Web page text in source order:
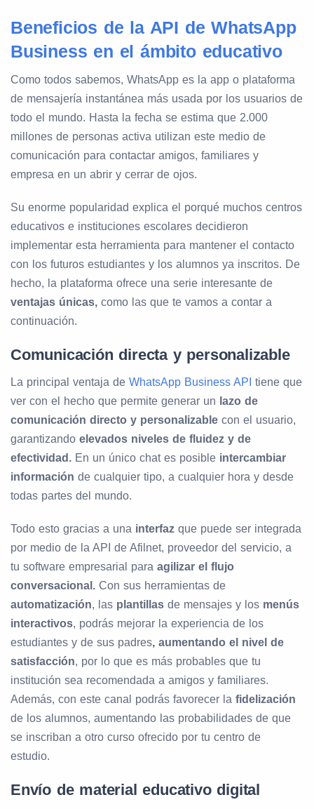
Beneficios de la API de WhatsApp
Business en el ámbito educativo
Como todos sabemos, WhatsApp es la app o plataforma
de mensajería instantánea más usada por los usuarios de
todo el mundo. Hasta la fecha se estima que 2.000
millones de personas activa utilizan este medio de
comunicación para contactar amigos, familiares y
empresa en un abrir y cerrar de ojos.
Su enorme popularidad explica el porqué muchos centros
educativos e instituciones escolares decidieron
implementar esta herramienta para mantener el contacto
con los futuros estudiantes y los alumnos ya inscritos. De
hecho, la plataforma ofrece una serie interesante de
ventajas únicas, como las que te vamos a contar a
continuación.
Comunicación directa y personalizable
La principal ventaja de WhatsApp Business API tiene que
ver con el hecho que permite generar un lazo de
comunicación directo y personalizable con el usuario,
garantizando elevados niveles de fluidez y de
efectividad. En un único chat es posible intercambiar
información de cualquier tipo, a cualquier hora y desde
todas partes del mundo.
Todo esto gracias a una interfaz que puede ser integrada
por medio de la API de Afilnet, proveedor del servicio, a
tu software empresarial para agilizar el flujo
conversacional. Con sus herramientas de
automatización, las plantillas de mensajes y los menús
interactivos, podrás mejorar la experiencia de los
estudiantes y de sus padres, aumentando el nivel de
satisfacción, por lo que es más probables que tu
institución sea recomendada a amigos y familiares.
Además, con este canal podrás favorecer la fidelización
de los alumnos, aumentando las probabilidades de que
se inscriban a otro curso ofrecido por tu centro de
estudio.
Envío de material educativo digital